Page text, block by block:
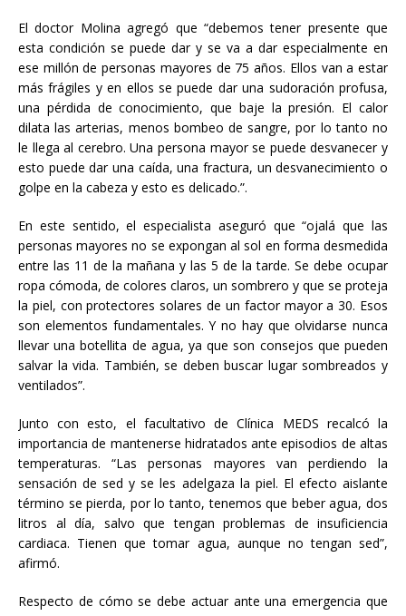
El doctor Molina agregó que “debemos tener presente que
esta condición se puede dar y se va a dar especialmente en
ese millón de personas mayores de 75 años. Ellos van a estar
más frágiles y en ellos se puede dar una sudoración profusa,
una pérdida de conocimiento, que baje la presión. El calor
dilata las arterias, menos bombeo de sangre, por lo tanto no
le llega al cerebro. Una persona mayor se puede desvanecer y
esto puede dar una caída, una fractura, un desvanecimiento o
golpe en la cabeza y esto es delicado.”.
En este sentido, el especialista aseguró que “ojalá que las
personas mayores no se expongan al sol en forma desmedida
entre las 11 de la mañana y las 5 de la tarde. Se debe ocupar
ropa cómoda, de colores claros, un sombrero y que se proteja
la piel, con protectores solares de un factor mayor a 30. Esos
son elementos fundamentales. Y no hay que olvidarse nunca
llevar una botellita de agua, ya que son consejos que pueden
salvar la vida. También, se deben buscar lugar sombreados y
ventilados”.
Junto con esto, el facultativo de Clínica MEDS recalcó la
importancia de mantenerse hidratados ante episodios de altas
temperaturas. “Las personas mayores van perdiendo la
sensación de sed y se les adelgaza la piel. El efecto aislante
término se pierda, por lo tanto, tenemos que beber agua, dos
litros al día, salvo que tengan problemas de insuficiencia
cardiaca. Tienen que tomar agua, aunque no tengan sed”,
afirmó.
Respecto de cómo se debe actuar ante una emergencia que